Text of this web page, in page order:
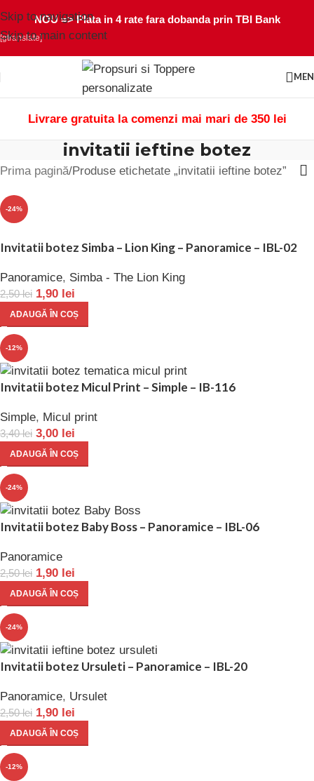
Skip to navigation
Skip to main content
NOU =>Plata in 4 rate fara dobanda prin TBI Bank
[gtranslate]
Livrare gratuita la comenzi mai mari de 350 lei
invitatii ieftine botez
Prima pagină Produse etichetate „invitatii ieftine botez”
-24%
Invitatii botez Simba – Lion King – Panoramice – IBL-02
Panoramice, Simba - The Lion King
2,50lei 1,90 lei
ADAUGĂ ÎN COȘ
-12%
Invitatii botez Micul Print – Simple – IB-116
Simple, Micul print
3,40lei 3,00 lei
ADAUGĂ ÎN COȘ
-24%
Invitatii botez Baby Boss – Panoramice – IBL-06
Panoramice
2,50lei 1,90 lei
ADAUGĂ ÎN COȘ
-24%
Invitatii botez Ursuleti – Panoramice – IBL-20
Panoramice, Ursulet
2,50lei 1,90 lei
ADAUGĂ ÎN COȘ
-12%